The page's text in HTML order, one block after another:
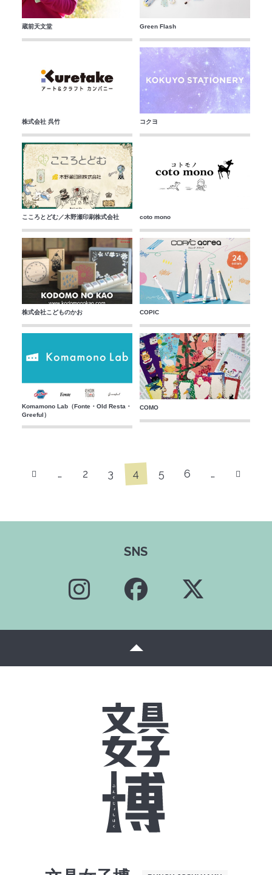
蔵前天文堂 Green Flash
株式会社 呉竹 コクヨ
こころとどむ／木野瀬印刷株式会社 coto mono
株式会社こどものかお COPIC
Komamono Lab（Fonte・Old Resta・
Greeful）
COMO
… 2 3 4 5 6 …
SNS